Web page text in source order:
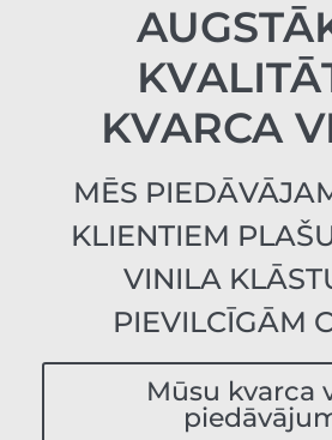
KVARCA
MĒS
KLIENTIEM
VINILA
PIEVILCĪGĀM
Mūsu kvarca